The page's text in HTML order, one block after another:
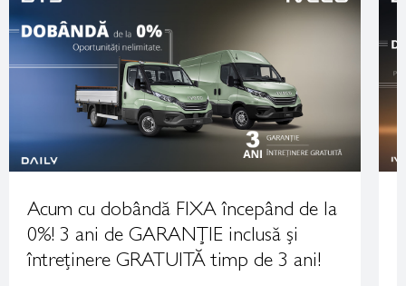
Acum cu dobândă FIXA începând de la
0%! 3 ani de GARANȚIE inclusă și
întreținere GRATUITĂ timp de 3 ani!